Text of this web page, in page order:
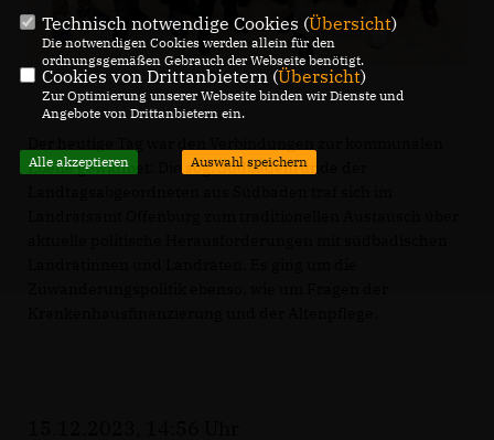
Ebene gewidmet: Die sog. Südbadenrunde der
Technisch notwendige Cookies (Übersicht)
Die notwendigen Cookies werden allein für den
ordnungsgemäßen Gebrauch der Webseite benötigt.
Cookies von Drittanbietern (Übersicht)
Zur Optimierung unserer Webseite binden wir Dienste und
Angebote von Drittanbietern ein.
Alle akzeptieren Auswahl speichern